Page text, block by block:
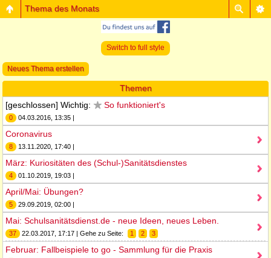
Thema des Monats
Switch to full style
Neues Thema erstellen
Themen
[geschlossen] Wichtig:
So funktioniert's
0 04.03.2016, 13:35 |
Coronavirus
8 13.11.2020, 17:40 |
März: Kuriositäten des (Schul-)Sanitätsdienstes
4 01.10.2019, 19:03 |
April/Mai: Übungen?
5 29.09.2019, 02:00 |
Mai: Schulsanitätsdienst.de - neue Ideen, neues Leben.
37 22.03.2017, 17:17 | Gehe zu Seite: 1 2 3
Februar: Fallbeispiele to go - Sammlung für die Praxis